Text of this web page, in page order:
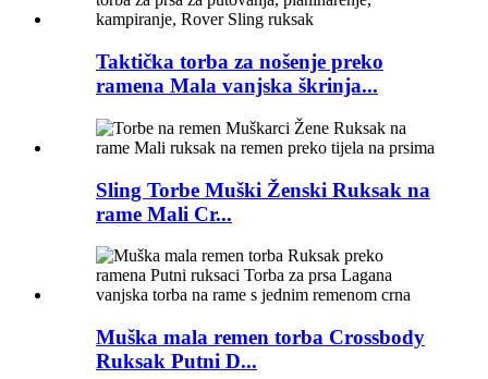
Taktička torba za nošenje preko
ramena Mala vanjska škrinja...
Sling Torbe Muški Ženski Ruksak na
rame Mali Cr...
Muška mala remen torba Crossbody
Ruksak Putni D...